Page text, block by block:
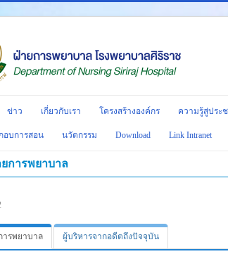
ข่าว เกี่ยวกับเรา โครงสร้างองค์กร ความรู้สู่ประ
อบการสอน นวัตกรรม Download Link Intranet
การพยาบาล
ารพยาบาล ผู้บริหารจากอดีตถึงปัจจุบัน